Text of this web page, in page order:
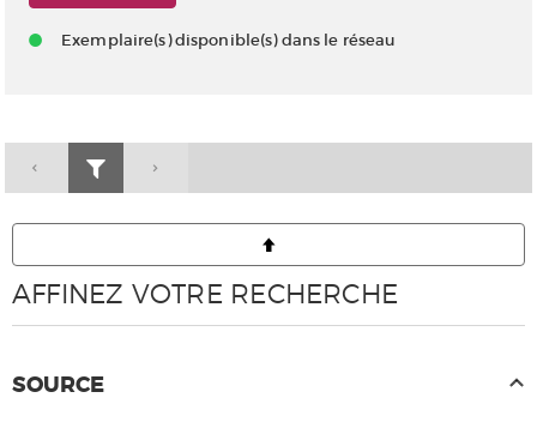
Exemplaire(s) disponible(s) dans le réseau
AFFINEZ VOTRE RECHERCHE
SOURCE